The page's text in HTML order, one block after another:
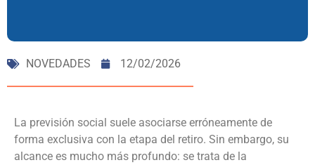
NOVEDADES 12/02/2026
La previsión social suele asociarse erróneamente de
forma exclusiva con la etapa del retiro. Sin embargo, su
alcance es mucho más profundo: se trata de la